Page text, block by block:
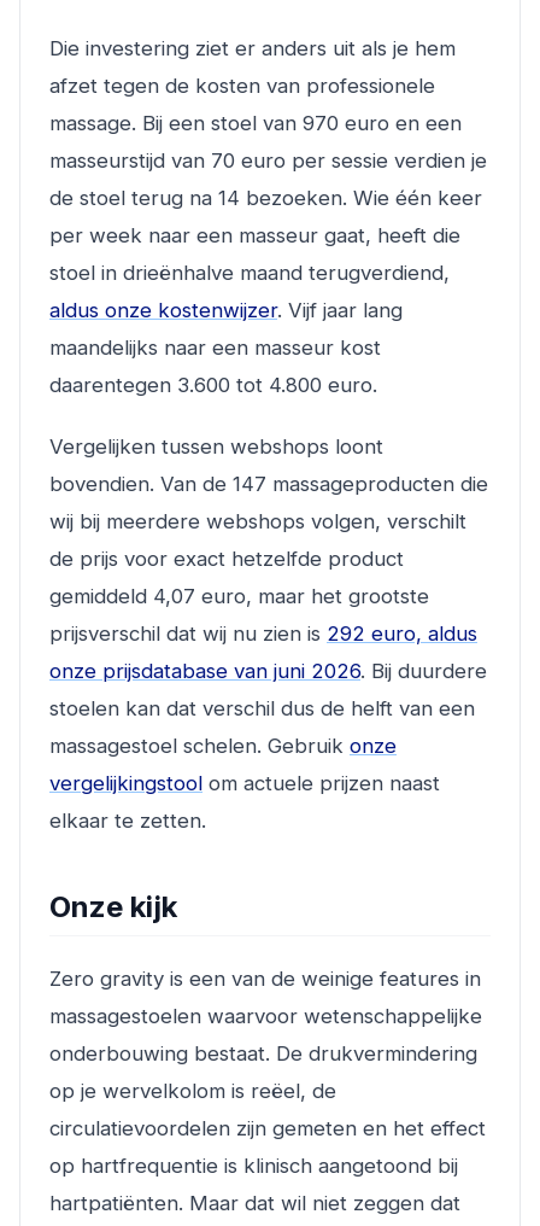
Die investering ziet er anders uit als je hem
afzet tegen de kosten van professionele
massage. Bij een stoel van 970 euro en een
masseurstijd van 70 euro per sessie verdien je
de stoel terug na 14 bezoeken. Wie één keer
per week naar een masseur gaat, heeft die
stoel in drieënhalve maand terugverdiend,
aldus onze kostenwijzer. Vijf jaar lang
maandelijks naar een masseur kost
daarentegen 3.600 tot 4.800 euro.
Vergelijken tussen webshops loont
bovendien. Van de 147 massageproducten die
wij bij meerdere webshops volgen, verschilt
de prijs voor exact hetzelfde product
gemiddeld 4,07 euro, maar het grootste
prijsverschil dat wij nu zien is 292 euro, aldus
onze prijsdatabase van juni 2026. Bij duurdere
stoelen kan dat verschil dus de helft van een
massagestoel schelen. Gebruik onze
vergelijkingstool om actuele prijzen naast
elkaar te zetten.
Onze kijk
Zero gravity is een van de weinige features in
massagestoelen waarvoor wetenschappelijke
onderbouwing bestaat. De drukvermindering
op je wervelkolom is reëel, de
circulatievoordelen zijn gemeten en het effect
op hartfrequentie is klinisch aangetoond bij
hartpatiënten. Maar dat wil niet zeggen dat